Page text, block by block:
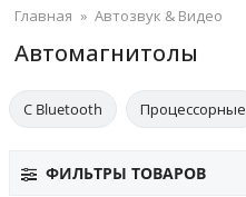
Главная » Автозвук & Видео
Автомагнитолы
С Bluetooth Процессорные
ФИЛЬТРЫ ТОВАРОВ